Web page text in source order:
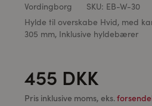
Vordingborg SKU: EB-W-30
Hylde til overskabe Hvid, med
305 mm, Inklusive hyldebærer
455 DKK
Pris inklusive moms, eks.